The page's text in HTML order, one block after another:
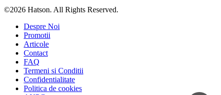
©2026 Hatson. All Rights Reserved.
Despre Noi
Promotii
Articole
Contact
FAQ
Termeni si Conditii
Confidentialitate
Politica de cookies